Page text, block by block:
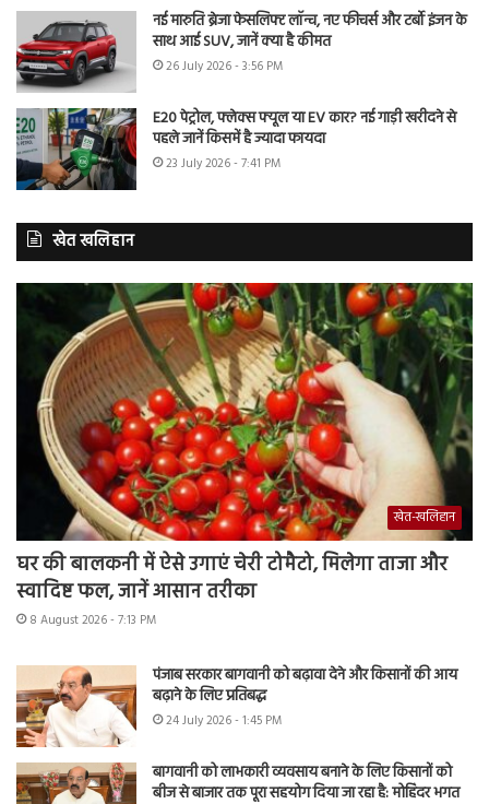
नई मारुति ब्रेजा फेसलिफ्ट लॉन्च, नए फीचर्स और टर्बो इंजन के
साथ आई SUV, जानें क्या है कीमत
26 July 2026 - 3:56 PM
E20 पेट्रोल, फ्लेक्स फ्यूल या EV कार? नई गाड़ी खरीदने से
पहले जानें किसमें है ज्यादा फायदा
23 July 2026 - 7:41 PM
खेत खलिहान
खेत-खलिहान
घर की बालकनी में ऐसे उगाएं चेरी टोमैटो, मिलेगा ताजा और
स्वादिष्ट फल, जानें आसान तरीका
8 August 2026 - 7:13 PM
पंजाब सरकार बागवानी को बढ़ावा देने और किसानों की आय
बढ़ाने के लिए प्रतिबद्ध
24 July 2026 - 1:45 PM
बागवानी को लाभकारी व्यवसाय बनाने के लिए किसानों को
बीज से बाजार तक पूरा सहयोग दिया जा रहा है: मोहिंदर भगत